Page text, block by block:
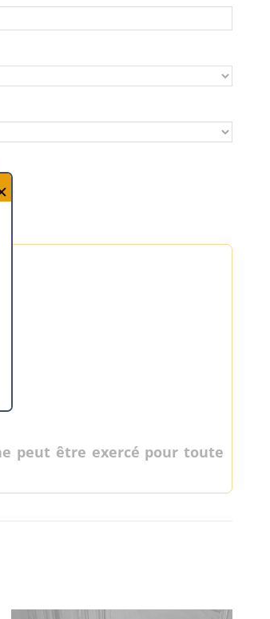
peut être exercé pour toute